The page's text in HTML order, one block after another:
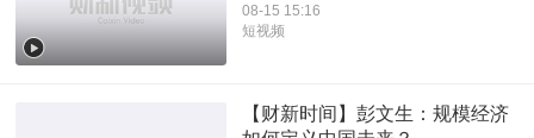
08-15 15:16
短视频
【财新时间】彭文生：规模经济